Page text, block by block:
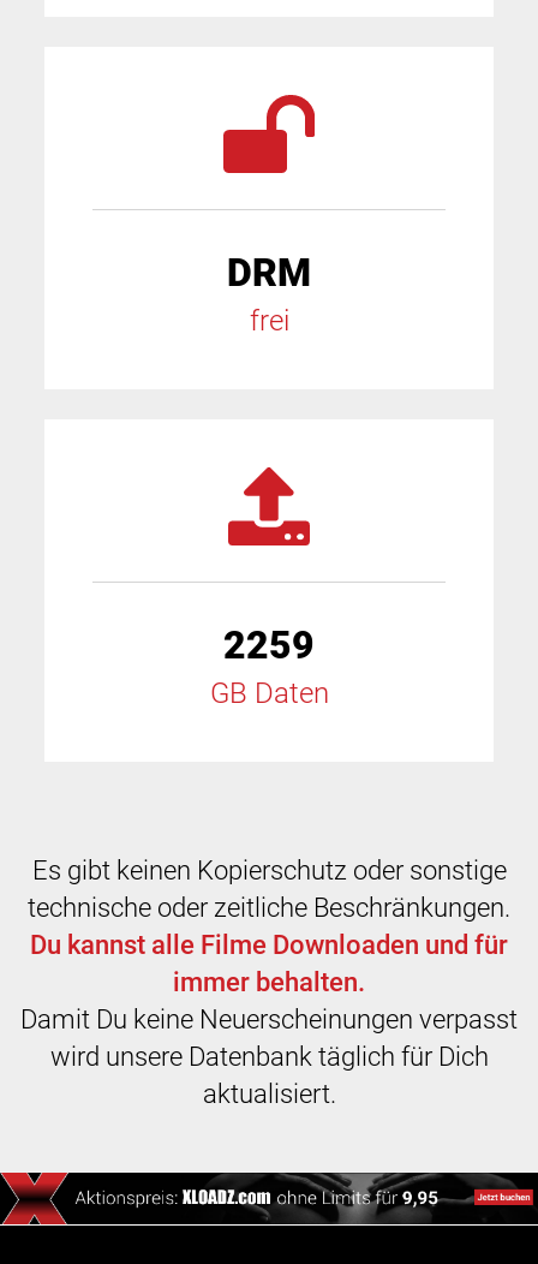
DRM
frei
2259
GB Daten
Es gibt keinen Kopierschutz oder sonstige
technische oder zeitliche Beschränkungen.
Du kannst alle Filme Downloaden und für
immer behalten.
Damit Du keine Neuerscheinungen verpasst
wird unsere Datenbank täglich für Dich
aktualisiert.